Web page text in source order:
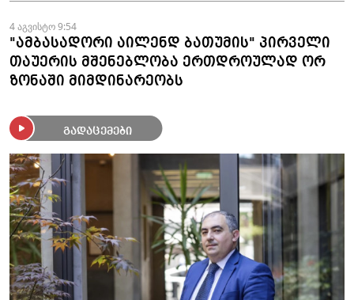
4 აგვისტო 9:54
"ამბასადორი აილენდ ბათუმის" პირველი
თაუერის მშენებლობა ერთდროულად ორ
ზონაში მიმდინარეობს
გადაცემები